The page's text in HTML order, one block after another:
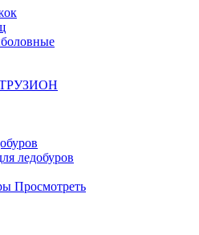
ледобуров
Просмотреть